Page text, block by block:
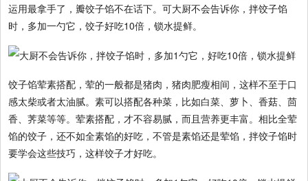
运用最拿手了，瓣饺子馅不在话下。可大厨不会告诉你，拌饺子馅
时，多加一勺它，饺子好吃10倍，锁水提鲜。
饺子馅荤素搭配，荤的一般都是猪肉，猪肉肥瘦相间，这样不至于口
感太柴或者太油腻。素可以搭配各种菜，比如白菜、萝卜、香菇、茴
香、荠菜等等。荤素搭配，才不容易腻，而且营养更丰富。相比全荤
馅的饺子，还不如全素馅的好吃，不管是素馅还是荤馅，拌饺子馅时
要学会这些技巧，这样饺子才好吃。